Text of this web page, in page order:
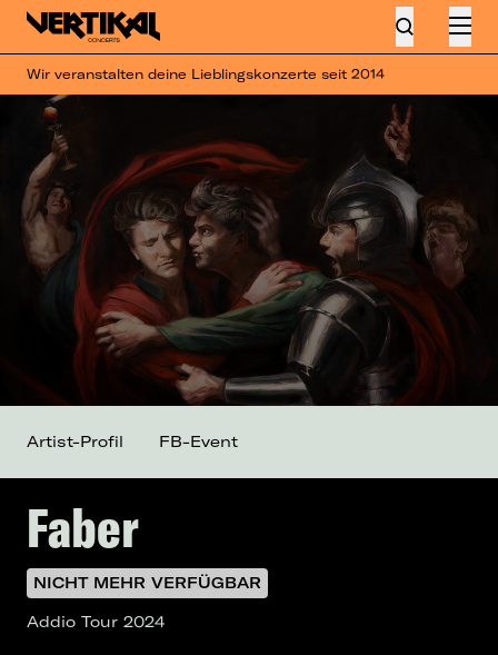
Wir veranstalten deine Lieblingskonzerte seit 2014
Faber
NICHT MEHR VERFÜGBAR
Addio Tour 2024
Artist-Profil FB-Event